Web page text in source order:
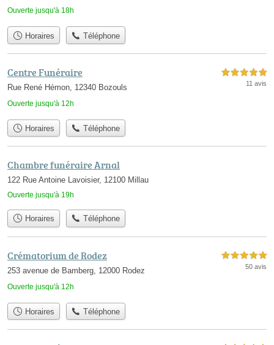
Ouverte jusqu'à 18h
Horaires Téléphone
Centre Funéraire
Rue René Hémon, 12340 Bozouls
Ouverte jusqu'à 12h
5,0 étoiles sur 5
11 avis
Horaires Téléphone
Chambre funéraire Arnal
122 Rue Antoine Lavoisier, 12100 Millau
Ouverte jusqu'à 19h
Horaires Téléphone
Crématorium de Rodez
253 avenue de Bamberg, 12000 Rodez
Ouverte jusqu'à 12h
5,0 étoiles sur 5
50 avis
Horaires Téléphone